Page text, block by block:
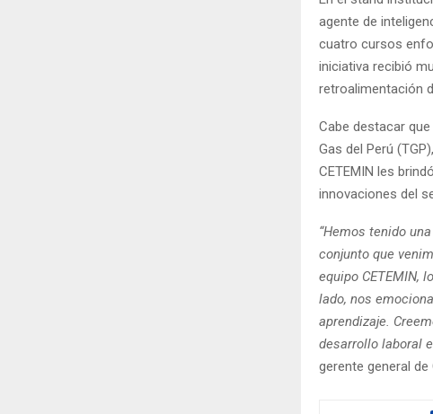
agente de
cuatro cursos
iniciativa recibió
retroalimentación
Cabe destacar
Gas del Perú
CETEMIN les
innovaciones del
“Hemos tenido
conjunto que
equipo CETEMIN,
lado, nos
aprendizaje.
desarrollo laboral
gerente general de